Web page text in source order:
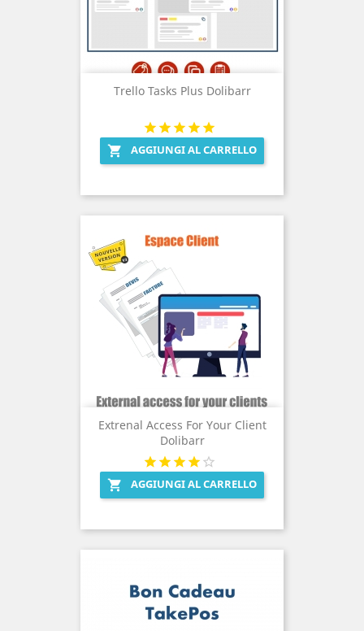
Trello Tasks Plus Dolibarr
 AGGIUNGI AL CARRELLO
Extrenal Access For Your Client
Dolibarr
 AGGIUNGI AL CARRELLO